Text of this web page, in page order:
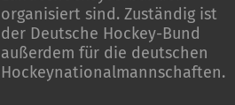
organisiert sind. Zuständig ist
der Deutsche Hockey-Bund
außerdem für die deutschen
Hockeynationalmannschaften.